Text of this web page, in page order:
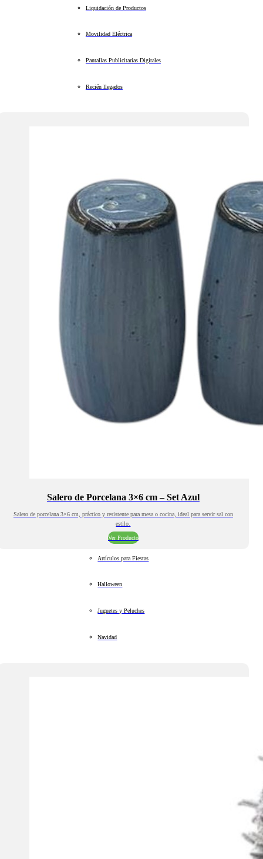
Liquidación de Productos
Movilidad Eléctrica
Pantallas Publicitarias Digitales
Recién llegados
Salero de Porcelana 3×6 cm – Set Azul
Salero de porcelana 3×6 cm, práctico y resistente para mesa o cocina, ideal para servir sal con
estilo.
Ver Producto
Artículos para Fiestas
Halloween
Juguetes y Peluches
Navidad